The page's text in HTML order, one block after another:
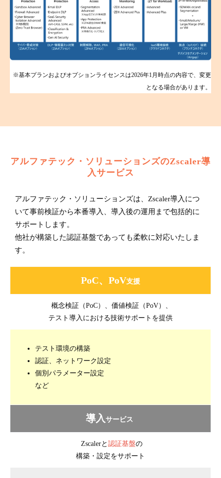
※基本プランおよびオプションライセンスは2026年1月時点の内容で、変更
となる場合があります。
アルファテック・ソリューションズのZscaler導
入サービス
アルファテック・ソリューションズは、Zscaler導入につ
いて事前検証から本番導入、導入後の運用まで包括的に
サポートします。
他社が構築した認証基盤であっても柔軟に対応いたしま
す。
PoC、PoV支援
概念検証（PoC）、価値検証（PoV）、
テスト導入における技術サポートを提供
テスト環境の構築
認証、ネットワーク設定
個別パラメーター設定
など
導入サービス
Zscalerと認証基盤の
構築・設定をサポート